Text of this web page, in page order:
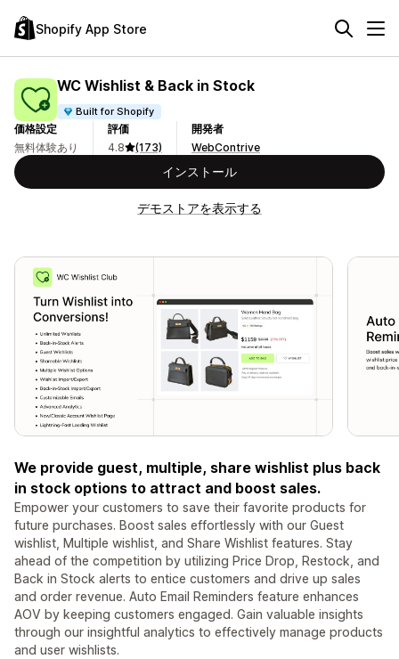
Shopify App Store
WC Wishlist & Back in Stock
Built for Shopify
価格設定
無料体験あり
評価
4.8
(173)
開発者
WebContrive
インストール
デモストアを表示する
We provide guest, multiple, share wishlist plus back
in stock options to attract and boost sales.
Empower your customers to save their favorite products for
future purchases. Boost sales effortlessly with our Guest
wishlist, Multiple wishlist, and Share Wishlist features. Stay
ahead of the competition by utilizing Price Drop, Restock, and
Back in Stock alerts to entice customers and drive up sales
and order revenue. Auto Email Reminders feature enhances
AOV by keeping customers engaged. Gain valuable insights
through our insightful analytics to effectively manage products
and user wishlists.